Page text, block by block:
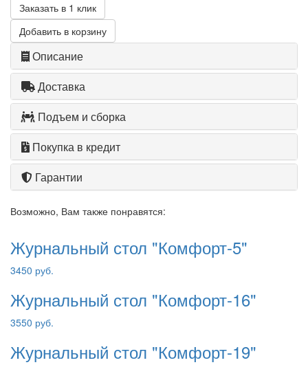
Заказать в 1 клик
Добавить в корзину
Описание
Доставка
Подъем и сборка
Покупка в кредит
Гарантии
Возможно, Вам также понравятся:
Журнальный стол "Комфорт-5"
3450 руб.
Журнальный стол "Комфорт-16"
3550 руб.
Журнальный стол "Комфорт-19"